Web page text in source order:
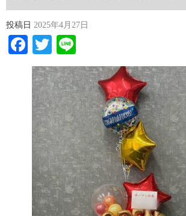
投稿日 2025年4月27日
Facebook
Twitter